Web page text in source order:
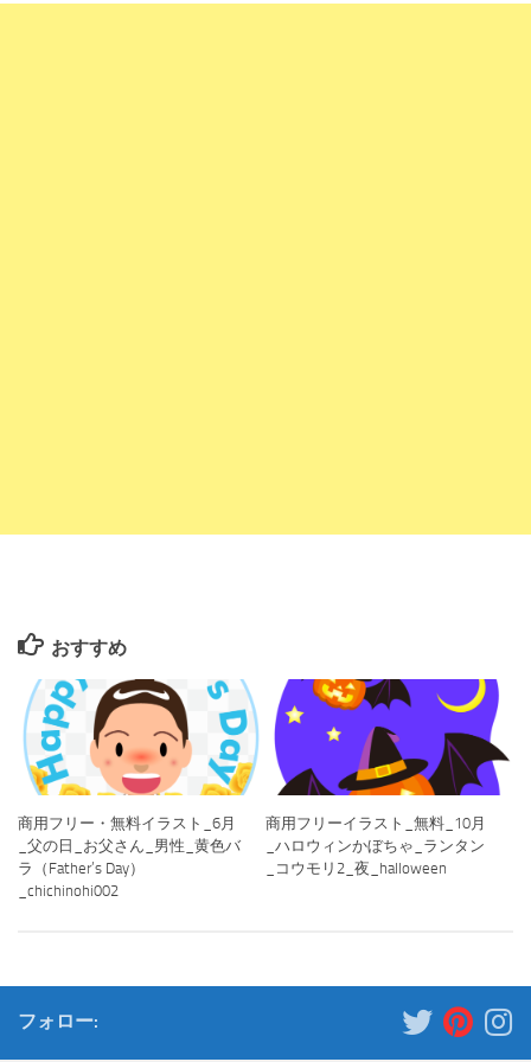
おすすめ
商用フリー・無料イラスト_6月
_父の日_お父さん_男性_黄色バ
ラ（Father’s Day）
_chichinohi002
商用フリーイラスト_無料_10月
_ハロウィンかぼちゃ_ランタン
_コウモリ2_夜_halloween
フォロー: